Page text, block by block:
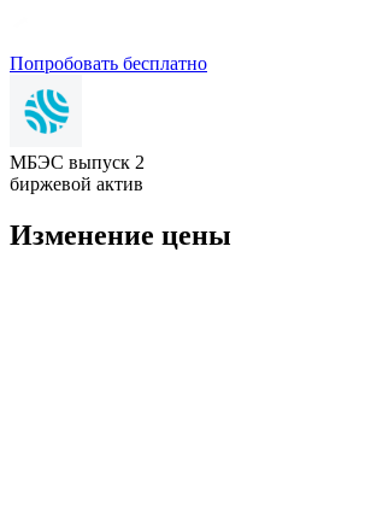
Попробовать бесплатно
МБЭС выпуск 2
биржевой актив
Изменение цены